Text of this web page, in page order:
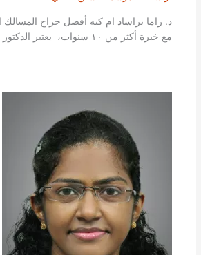
د. راما براساد ام كيه أفضل جراح المسالك
مع خبرة أكثر من ١٠ سنوات، يعتبر الدكتور راما […]